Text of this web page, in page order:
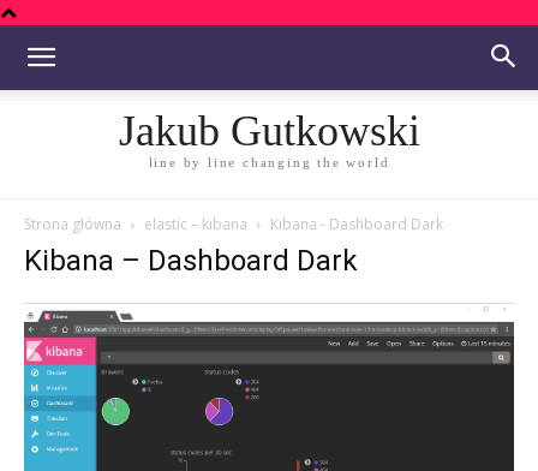
Jakub Gutkowski
line by line changing the world
Strona główna elastic – kibana Kibana - Dashboard Dark
Kibana – Dashboard Dark